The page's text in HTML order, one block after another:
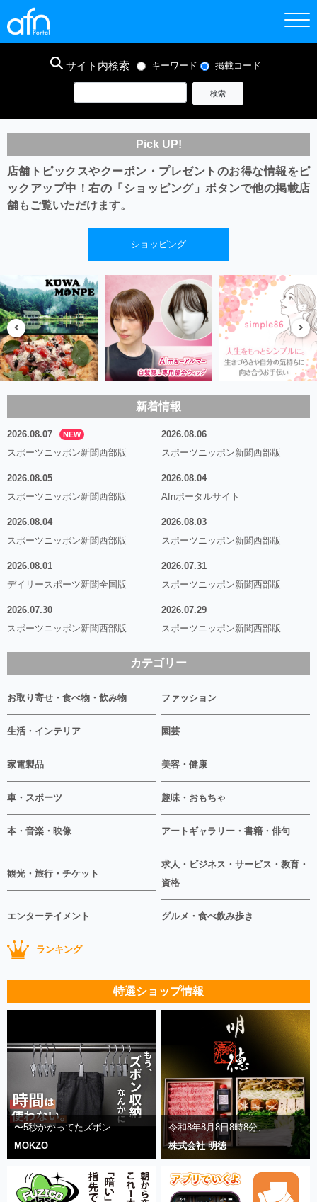
サイト内検索 キーワード 掲載コード
Pick UP!
店舗トピックスやクーポン・プレゼントのお得な情報をピ
ックアップ中！右の「ショッピング」ボタンで他の掲載店
舗もご覧いただけます。
ショッピング
新着情報
2026.08.07 NEW
スポーツニッポン新聞西部版
2026.08.06
スポーツニッポン新聞西部版
2026.08.05
スポーツニッポン新聞西部版
2026.08.04
Afnポータルサイト
2026.08.04
スポーツニッポン新聞西部版
2026.08.03
スポーツニッポン新聞西部版
2026.08.01
デイリースポーツ新聞全国版
2026.07.31
スポーツニッポン新聞西部版
2026.07.30
スポーツニッポン新聞西部版
2026.07.29
スポーツニッポン新聞西部版
カテゴリー
お取り寄せ・食べ物・飲み物 ファッション
生活・インテリア 園芸
家電製品 美容・健康
車・スポーツ 趣味・おもちゃ
本・音楽・映像 アートギャラリー・書籍・俳句
観光・旅行・チケット
求人・ビジネス・サービス・教育・
資格
エンターテイメント グルメ・食べ飲み歩き
ランキング
特選ショップ情報
〜5秒かかってたズボン...
MOKZO
令和8年8月8日8時8分、...
株式会社 明徳